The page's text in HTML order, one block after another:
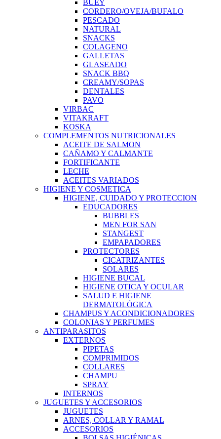
BUEY
CORDERO/OVEJA/BUFALO
PESCADO
NATURAL
SNACKS
COLAGENO
GALLETAS
GLASEADO
SNACK BBQ
CREAMY/SOPAS
DENTALES
PAVO
VIRBAC
VITAKRAFT
KOSKA
COMPLEMENTOS NUTRICIONALES
ACEITE DE SALMON
CAÑAMO Y CALMANTE
FORTIFICANTE
LECHE
ACEITES VARIADOS
HIGIENE Y COSMETICA
HIGIENE, CUIDADO Y PROTECCION
EDUCADORES
BUBBLES
MEN FOR SAN
STANGEST
EMPAPADORES
PROTECTORES
CICATRIZANTES
SOLARES
HIGIENE BUCAL
HIGIENE OTICA Y OCULAR
SALUD E HIGIENE
DERMATOLÓGICA
CHAMPUS Y ACONDICIONADORES
COLONIAS Y PERFUMES
ANTIPARASITOS
EXTERNOS
PIPETAS
COMPRIMIDOS
COLLARES
CHAMPU
SPRAY
INTERNOS
JUGUETES Y ACCESORIOS
JUGUETES
ARNES, COLLAR Y RAMAL
ACCESORIOS